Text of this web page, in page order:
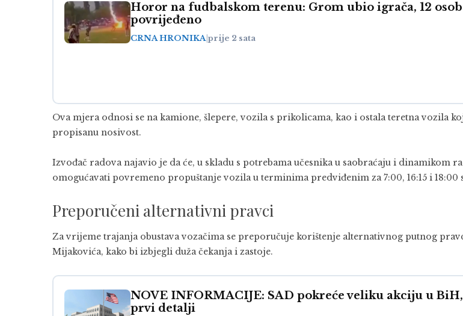
Horor na fudbalskom terenu: Grom ubio igrača, 12
povrijeđeno
CRNA HRONIKAprije 2 sata
Ova mjera odnosi se na kamione, šlepere, vozila s prikolicama, kao i ostala teretna vozila
propisanu nosivost.
Izvođač radova najavio je da će, u skladu s potrebama učesnika u saobraćaju i dinamikom
omogućavati povremeno propuštanje vozila u terminima predviđenim za 7:00, 16:15 i 18:00
Preporučeni alternativni pravci
Za vrijeme trajanja obustava vozačima se preporučuje korištenje alternativnog putnog
Mijakovića, kako bi izbjegli duža čekanja i zastoje.
NOVE INFORMACIJE: SAD pokreće veliku akciju u
prvi detalji